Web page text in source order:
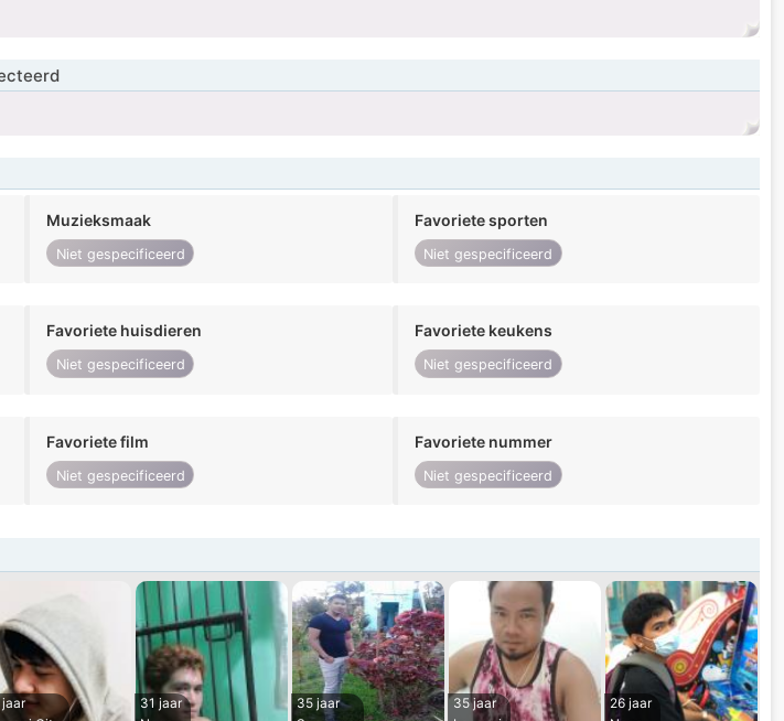
Muzieksmaak
Niet gespecificeerd
Favoriete sporten
Niet gespecificeerd
Favoriete huisdieren
Niet gespecificeerd
Favoriete keukens
Niet gespecificeerd
Favoriete film
Niet gespecificeerd
Favoriete nummer
Niet gespecificeerd
jaar
31 jaar
35 jaar
35 jaar
26 jaar